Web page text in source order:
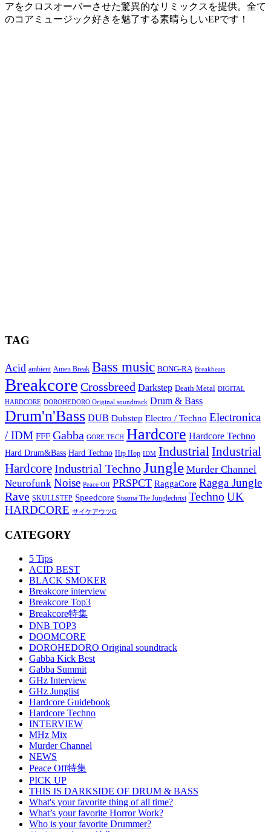
アをクロスオーバーさせた驚異的なリミックスを提供。全て
のコアミュージック好きを魅了する素晴らしいEPです！
TAG
Acid ambient Amen Break Bass music BONG-RA Breakbeats
Breakcore Crossbreed Darkstep Death Metal DIGITAL
HARDCORE DOROHEDORO Original soundtrack Drum & Bass
Drum'n'Bass DUB Dubstep Electro / Techno Electronica
/ IDM FFF Gabba GORE TECH Hardcore Hardcore Techno
Hard Drum&Bass Hard Techno Hip Hop IDM IndustrialIndustrial
HardcoreIndustrial TechnoJungle Murder Channel
Neurofunk Noise Peace Off PRSPCT RaggaCore Ragga Jungle
Rave SKULLSTEP Speedcore Stazma The Junglechrist TechnoUK
HARDCORE サイケアウツG
CATEGORY
5 Tips
ACID BEST
BLACK SMOKER
Breakcore interview
Breakcore Top3
Breakcore特集
DNB TOP3
DOOMCORE
DOROHEDORO Original soundtrack
Gabba Kick Best
Gabba Summit
GHz Interview
GHz Junglist
Hardcore Guidebook
Hardcore Techno
INTERVIEW
MHz Mix
Murder Channel
NEWS
Peace Off特集
PICK UP
THIS IS DARKSIDE OF DRUM & BASS
What's your favorite thing of all time?
What’s your favorite Horror Work?
Who is your favorite Drummer?